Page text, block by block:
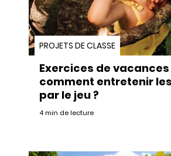
PROJETS DE CLASSE
Exercices de vacances
comment entretenir
par le jeu ?
4 min de lecture